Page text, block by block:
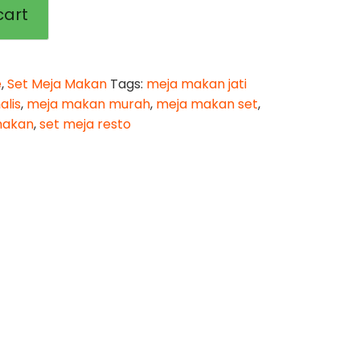
,Set Meja Makan Tags: meja makan jati
, meja makan murah, meja makan set,
,set meja resto